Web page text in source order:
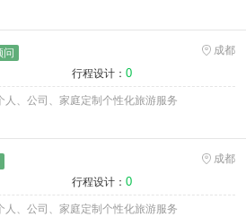
问
成都
行程设计： 0
人、公司、家庭定制个性化旅游服务
成都
行程设计： 0
人、公司、家庭定制个性化旅游服务